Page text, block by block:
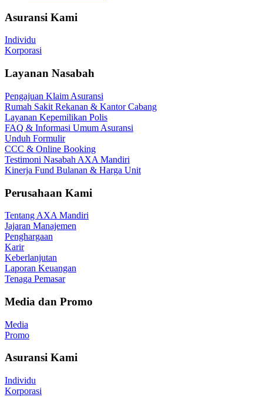
Asuransi Kami
Individu
Korporasi
Layanan Nasabah
Pengajuan Klaim Asuransi
Rumah Sakit Rekanan & Kantor Cabang
Layanan Kepemilikan Polis
FAQ & Informasi Umum Asuransi
Unduh Formulir
CCC & Online Booking
Testimoni Nasabah AXA Mandiri
Kinerja Fund Bulanan & Harga Unit
Perusahaan Kami
Tentang AXA Mandiri
Jajaran Manajemen
Penghargaan
Karir
Keberlanjutan
Laporan Keuangan
Tenaga Pemasar
Media dan Promo
Media
Promo
Asuransi Kami
Individu
Korporasi